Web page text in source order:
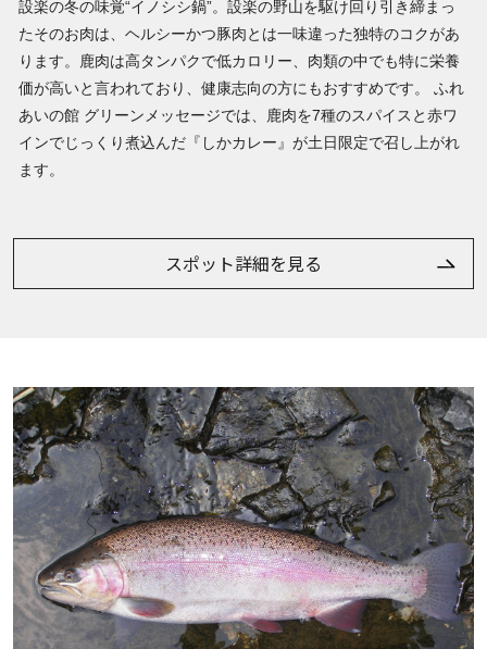
設楽の冬の味覚“イノシシ鍋”。設楽の野山を駆け回り引き締まっ
たそのお肉は、ヘルシーかつ豚肉とは一味違った独特のコクがあ
ります。鹿肉は高タンパクで低カロリー、肉類の中でも特に栄養
価が高いと言われており、健康志向の方にもおすすめです。 ふれ
あいの館 グリーンメッセージでは、鹿肉を7種のスパイスと赤ワ
インでじっくり煮込んだ『しかカレー』が土日限定で召し上がれ
ます。
スポット詳細を見る